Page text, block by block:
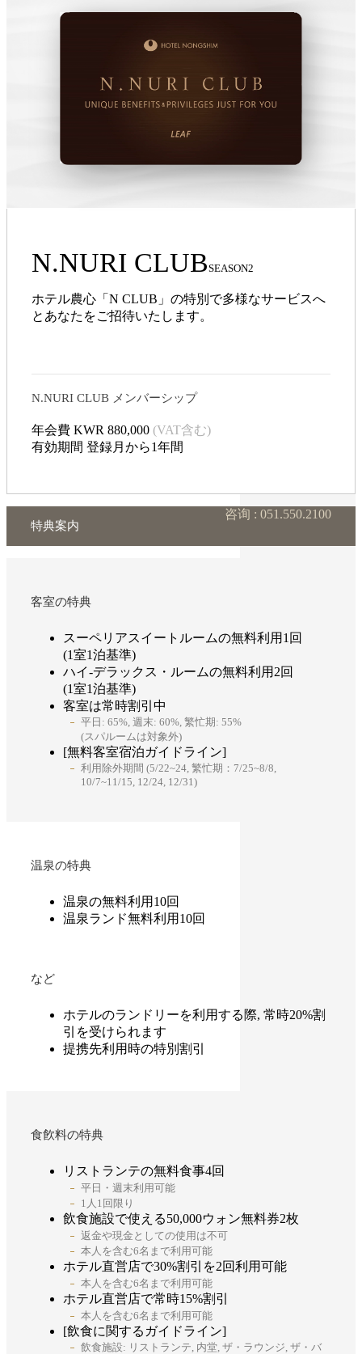
N.NURI CLUBSEASON2
ホテル農心「N CLUB」の特別で多様なサービスへ
とあなたをご招待いたします。
N.NURI CLUB メンバーシップ
年会費 KWR 880,000 (VAT含む)
有効期間 登録月から1年間
特典案内
咨询 : 051.550.2100
客室の特典
スーペリアスイートルームの無料利用1回
(1室1泊基準)
ハイ‐デラックス・ルームの無料利用2回
(1室1泊基準)
客室は常時割引中
平日: 65%, 週末: 60%, 繁忙期: 55%
(スパルームは対象外)
[無料客室宿泊ガイドライン]
利用除外期間 (5/22~24, 繁忙期：7/25~8/8,
10/7~11/15, 12/24, 12/31)
温泉の特典
温泉の無料利用10回
温泉ランド無料利用10回
など
ホテルのランドリーを利用する際, 常時20%割
引を受けられます
提携先利用時の特別割引
食飮料の特典
リストランテの無料食事4回
平日・週末利用可能
1人1回限り
飲食施設で使える50,000ウォン無料券2枚
返金や現金としての使用は不可
本人を含む6名まで利用可能
ホテル直営店で30%割引を2回利用可能
本人を含む6名まで利用可能
ホテル直営店で常時15%割引
本人を含む6名まで利用可能
[飲食に関するガイドライン]
飲食施設: リストランテ, 内堂, ザ・ラウンジ, ザ・バ